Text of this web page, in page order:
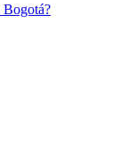
Bogotá?